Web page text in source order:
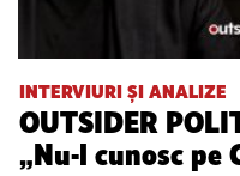
INTERVIURI ȘI ANALIZE
OUTSIDER
„Nu-l cunosc pe